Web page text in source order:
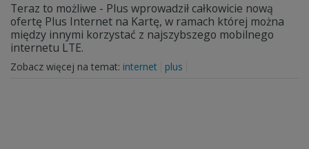
Teraz to możliwe - Plus wprowadził całkowicie nową
ofertę Plus Internet na Kartę, w ramach której można
między innymi korzystać z najszybszego mobilnego
internetu LTE.
Zobacz więcej na temat: internet plus